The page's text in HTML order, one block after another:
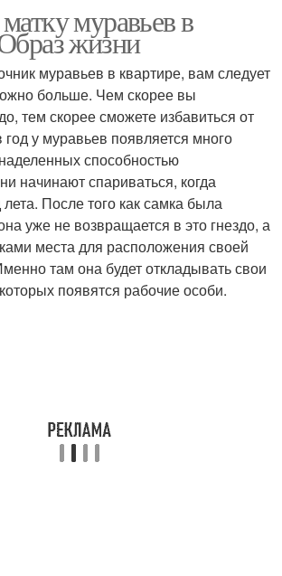
муравьев в
жизни
муравьев в квартире, вам следует
больше. Чем скорее вы
тем скорее сможете избавиться от
у муравьев появляется много
способностью
начинают спариваться, когда
После того как самка была
уже не возвращается в это гнездо, а
места для расположения своей
там она будет откладывать свои
появятся рабочие особи.